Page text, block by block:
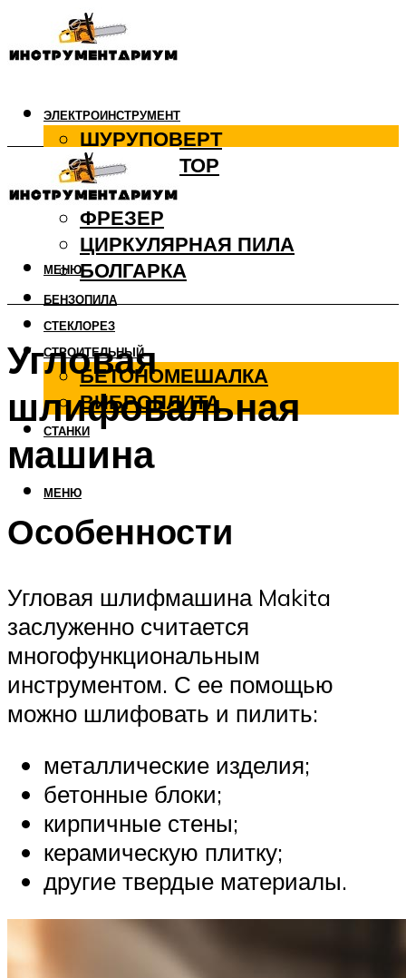
ЭЛЕКТРОИНСТРУМЕНТ
ШУРУПОВЕРТ
ПЕРФОРАТОР
ДРЕЛЬ
ФРЕЗЕР
ЦИРКУЛЯРНАЯ ПИЛА
БОЛГАРКА
БЕНЗОПИЛА
СТЕКЛОРЕЗ
СТРОИТЕЛЬНЫЙ
БЕТОНОМЕШАЛКА
ВИБРОПЛИТА
СТАНКИ
МЕНЮ
МЕНЮ
Угловая
шлифовальная
машина
Особенности
Угловая шлифмашина Makita
заслуженно считается
многофункциональным
инструментом. С ее помощью
можно шлифовать и пилить:
металлические изделия;
бетонные блоки;
кирпичные стены;
керамическую плитку;
другие твердые материалы.